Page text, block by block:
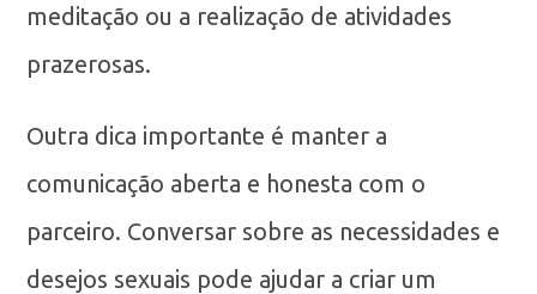
meditação ou a realização de atividades
prazerosas.
Outra dica importante é manter a
comunicação aberta e honesta com o
parceiro. Conversar sobre as necessidades e
desejos sexuais pode ajudar a criar um